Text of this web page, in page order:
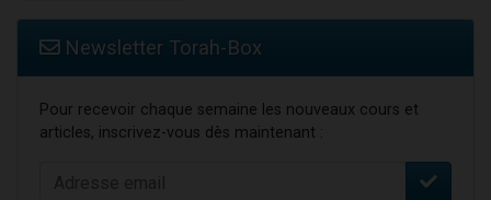
Newsletter Torah-Box
Pour recevoir chaque semaine les nouveaux cours et
articles, inscrivez-vous dès maintenant :